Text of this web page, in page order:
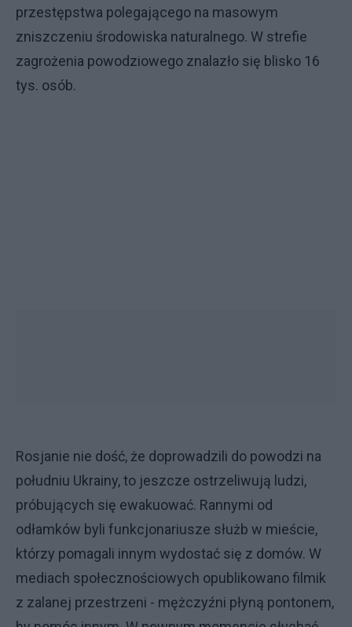
przestępstwa polegającego na masowym
zniszczeniu środowiska naturalnego. W strefie
zagrożenia powodziowego znalazło się blisko 16
tys. osób.
Rosjanie nie dość, że doprowadzili do powodzi na
południu Ukrainy, to jeszcze ostrzeliwują ludzi,
próbujących się ewakuować. Rannymi od
odłamków byli funkcjonariusze służb w mieście,
którzy pomagali innym wydostać się z domów. W
mediach społecznościowych opublikowano filmik
z zalanej przestrzeni - mężczyźni płyną pontonem,